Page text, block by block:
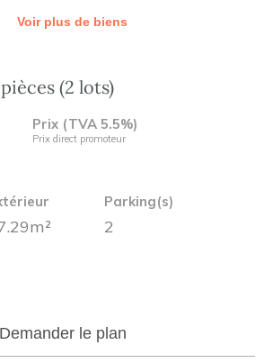
Voir plus de biens
(2 lots)
Prix (TVA 5.5%)
Prix direct promoteur
Parking(s)
2
Demander le plan